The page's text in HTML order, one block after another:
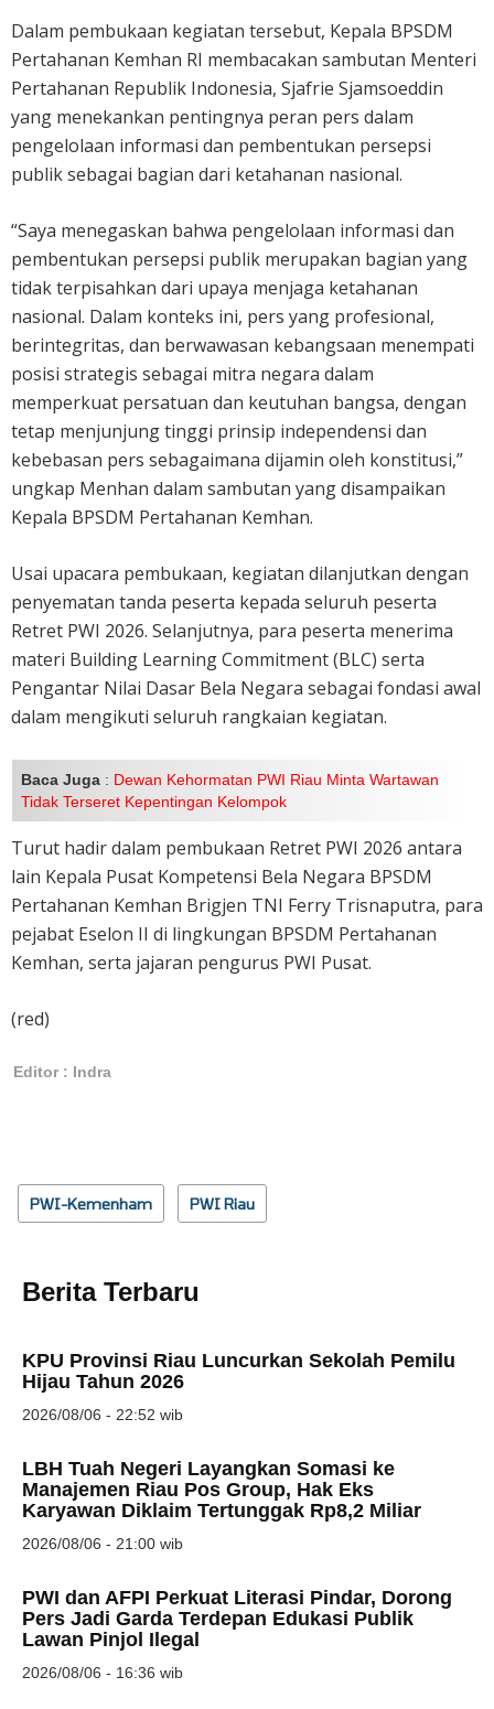
Dalam pembukaan kegiatan tersebut, Kepala BPSDM
Pertahanan Kemhan RI membacakan sambutan Menteri
Pertahanan Republik Indonesia, Sjafrie Sjamsoeddin
yang menekankan pentingnya peran pers dalam
pengelolaan informasi dan pembentukan persepsi
publik sebagai bagian dari ketahanan nasional.
“Saya menegaskan bahwa pengelolaan informasi dan
pembentukan persepsi publik merupakan bagian yang
tidak terpisahkan dari upaya menjaga ketahanan
nasional. Dalam konteks ini, pers yang profesional,
berintegritas, dan berwawasan kebangsaan menempati
posisi strategis sebagai mitra negara dalam
memperkuat persatuan dan keutuhan bangsa, dengan
tetap menjunjung tinggi prinsip independensi dan
kebebasan pers sebagaimana dijamin oleh konstitusi,”
ungkap Menhan dalam sambutan yang disampaikan
Kepala BPSDM Pertahanan Kemhan.
Usai upacara pembukaan, kegiatan dilanjutkan dengan
penyematan tanda peserta kepada seluruh peserta
Retret PWI 2026. Selanjutnya, para peserta menerima
materi Building Learning Commitment (BLC) serta
Pengantar Nilai Dasar Bela Negara sebagai fondasi awal
dalam mengikuti seluruh rangkaian kegiatan.
Baca Juga : Dewan Kehormatan PWI Riau Minta Wartawan
Tidak Terseret Kepentingan Kelompok
Turut hadir dalam pembukaan Retret PWI 2026 antara
lain Kepala Pusat Kompetensi Bela Negara BPSDM
Pertahanan Kemhan Brigjen TNI Ferry Trisnaputra, para
pejabat Eselon II di lingkungan BPSDM Pertahanan
Kemhan, serta jajaran pengurus PWI Pusat.
(red)
Editor : Indra
PWI-Kemenham PWI Riau
Berita Terbaru
KPU Provinsi Riau Luncurkan Sekolah Pemilu
Hijau Tahun 2026
2026/08/06 - 22:52 wib
LBH Tuah Negeri Layangkan Somasi ke
Manajemen Riau Pos Group, Hak Eks
Karyawan Diklaim Tertunggak Rp8,2 Miliar
2026/08/06 - 21:00 wib
PWI dan AFPI Perkuat Literasi Pindar, Dorong
Pers Jadi Garda Terdepan Edukasi Publik
Lawan Pinjol Ilegal
2026/08/06 - 16:36 wib